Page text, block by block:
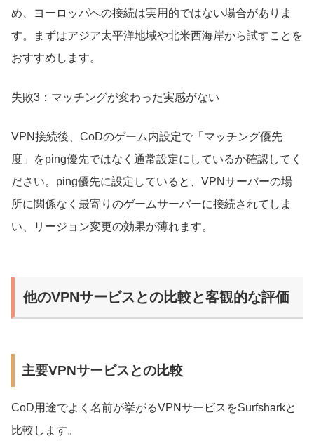
め、ヨーロッパへの接続は実用的ではない場合がありま
す。まずはアジア太平洋地域や北米西海岸から試すことを
おすすめします。
失敗3：マッチングが変わった実感がない
VPN接続後、CoDのゲーム内設定で「マッチング優先
度」をping優先ではなく通常設定にしているか確認してく
ださい。ping優先に設定していると、VPNサーバーの場
所に関係なく最寄りのゲームサーバーに接続されてしま
い、リージョン変更の効果が薄れます。
他のVPNサービスとの比較と客観的な評価
主要VPNサービスとの比較
CoD用途でよく名前が挙がるVPNサービスをSurfsharkと
比較します。